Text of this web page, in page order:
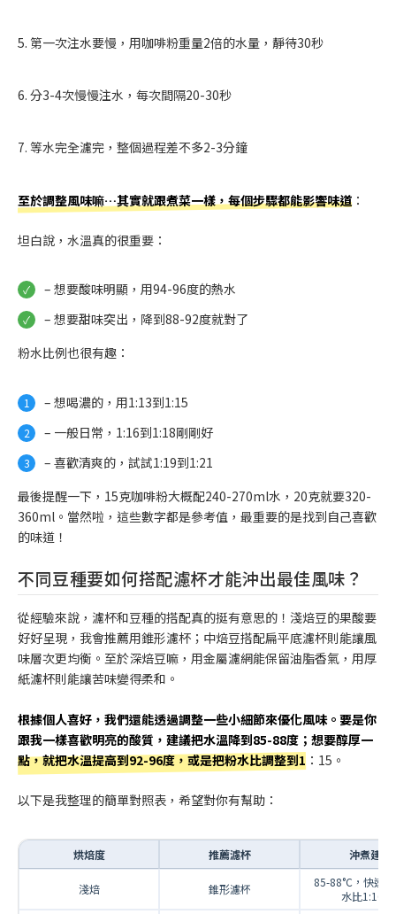
5. 第一次注水要慢，用咖啡粉重量2倍的水量，靜待30秒
6. 分3-4次慢慢注水，每次間隔20-30秒
7. 等水完全濾完，整個過程差不多2-3分鐘
至於調整風味嘛…其實就跟煮菜一樣，每個步驟都能影響味道 ：
坦白說，水溫真的很重要：
– 想要酸味明顯，用94-96度的熱水
– 想要甜味突出，降到88-92度就對了
粉水比例也很有趣：
– 想喝濃的，用1:13到1:15
– 一般日常，1:16到1:18剛剛好
– 喜歡清爽的，試試1:19到1:21
最後提醒一下，15克咖啡粉大概配240-270ml水，20克就要320-
360ml。當然啦，這些數字都是參考值，最重要的是找到自己喜歡
的味道！
不同豆種要如何搭配濾杯才能沖出最佳風味？
從經驗來說，濾杯和豆種的搭配真的挺有意思的！淺焙豆的果酸要
好好呈現，我會推薦用錐形濾杯；中焙豆搭配扁平底濾杯則能讓風
味層次更均衡。至於深焙豆嘛，用金屬濾網能保留油脂香氣，用厚
紙濾杯則能讓苦味變得柔和。
根據個人喜好，我們還能透過調整一些小細節來優化風味。要是你
跟我一樣喜歡明亮的酸質，建議把水溫降到85-88度；想要醇厚一
點，就把水溫提高到92-96度，或是把粉水比調整到1 ：15。
以下是我整理的簡單對照表，希望對你有幫助：
烘焙度 推薦濾杯 沖煮建議
淺焙 錐形濾杯
85-88°C，快速
水比1:16-